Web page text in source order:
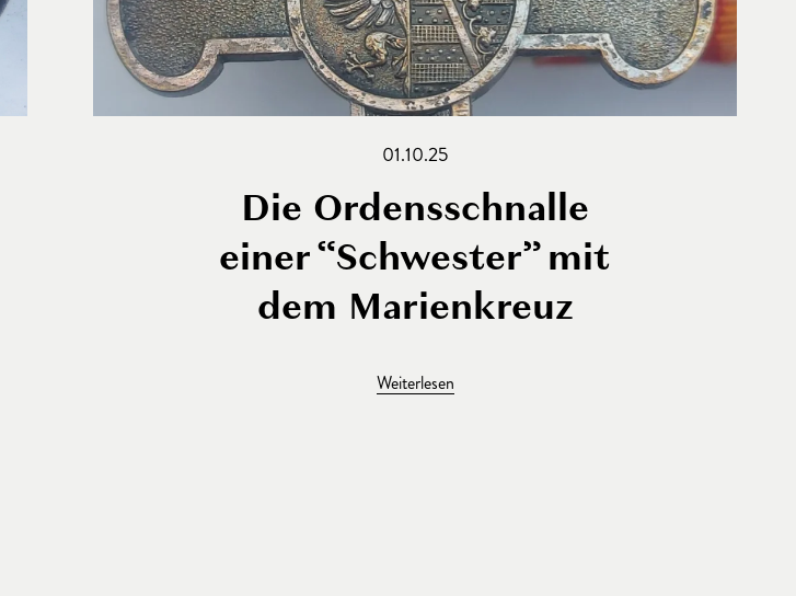
01.10.25
Die Ordensschnalle
einer “Schwester” mit
dem Marienkreuz
Weiterlesen